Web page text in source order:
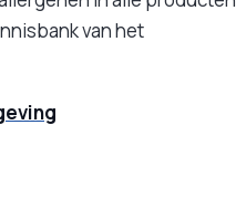
van het